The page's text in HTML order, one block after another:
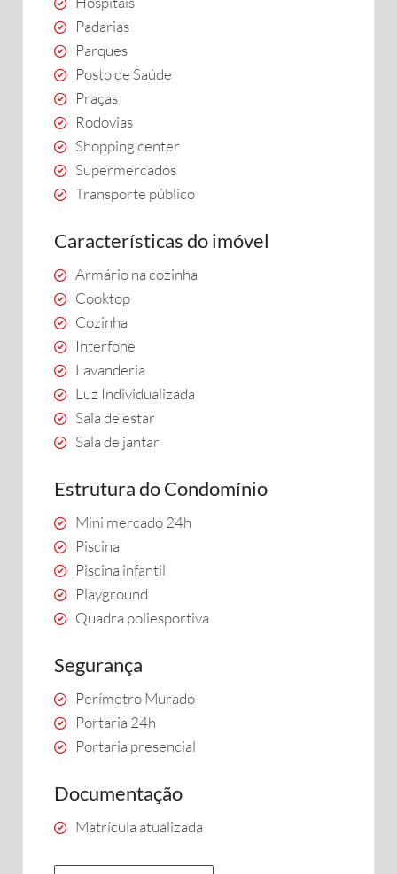
Padarias
Parques
Posto de Saúde
Praças
Rodovias
Shopping center
Supermercados
Transporte público
Características do imóvel
Armário na cozinha
Cooktop
Cozinha
Interfone
Lavanderia
Luz Individualizada
Sala de estar
Sala de jantar
Estrutura do Condomínio
Mini mercado 24h
Piscina
Piscina infantil
Playground
Quadra poliesportiva
Segurança
Perímetro Murado
Portaria 24h
Portaria presencial
Documentação
Matrícula atualizada